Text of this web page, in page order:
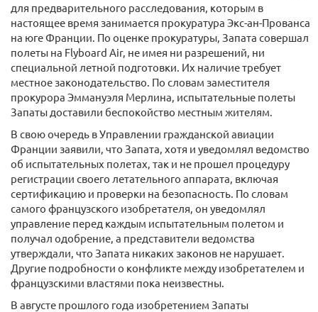
для предварительного расследования, которым в
настоящее время занимается прокуратура Экс-ан-Прованса
на юге Франции. По оценке прокуратуры, Запата совершал
полеты на Flyboard Air, не имея ни разрешений, ни
специальной летной подготовки. Их наличие требует
местное законодательство. По словам заместителя
прокурора Эммануэля Мерлина, испытательные полеты
Запаты доставили беспокойство местным жителям.
В свою очередь в Управлении гражданской авиации
Франции заявили, что Запата, хотя и уведомлял ведомство
об испытательных полетах, так и не прошел процедуру
регистрации своего летательного аппарата, включая
сертификацию и проверки на безопасность. По словам
самого французского изобретателя, он уведомлял
управление перед каждым испытательным полетом и
получал одобрение, а представители ведомства
утверждали, что Запата никаких законов не нарушает.
Другие подробности о конфликте между изобретателем и
французскими властями пока неизвестны.
В августе прошлого года изобретением Запаты